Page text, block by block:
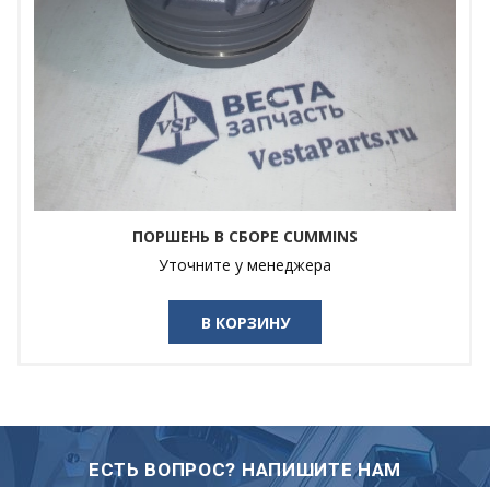
ПОРШЕНЬ В СБОРЕ CUMMINS
Уточните у менеджера
В КОРЗИНУ
ЕСТЬ ВОПРОС? НАПИШИТЕ НАМ